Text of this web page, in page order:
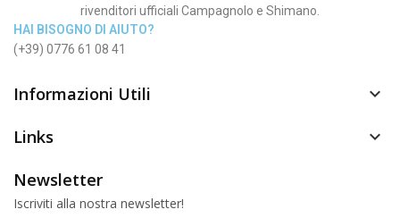
rivenditori ufficiali Campagnolo e Shimano.
HAI BISOGNO DI AIUTO?
(+39) 0776 61 08 41
Informazioni Utili 
Links 
Newsletter
Iscriviti alla nostra newsletter!